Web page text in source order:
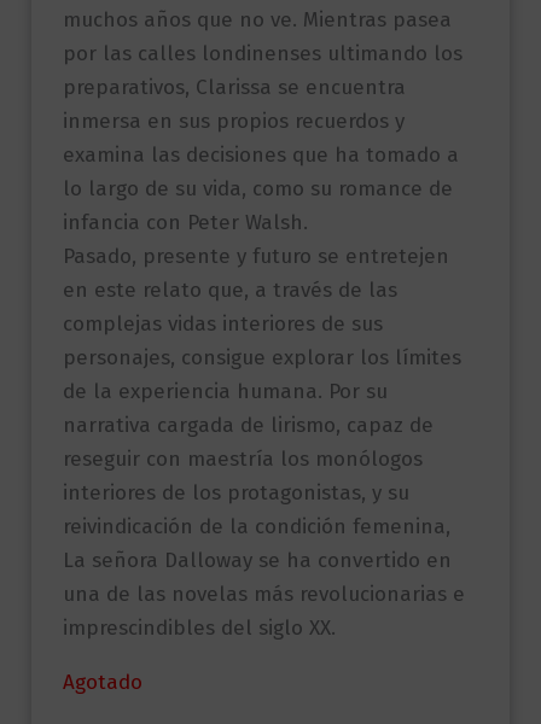
muchos años que no ve. Mientras pasea
por las calles londinenses ultimando los
preparativos, Clarissa se encuentra
inmersa en sus propios recuerdos y
examina las decisiones que ha tomado a
lo largo de su vida, como su romance de
infancia con Peter Walsh.
Pasado, presente y futuro se entretejen
en este relato que, a través de las
complejas vidas interiores de sus
personajes, consigue explorar los límites
de la experiencia humana. Por su
narrativa cargada de lirismo, capaz de
reseguir con maestría los monólogos
interiores de los protagonistas, y su
reivindicación de la condición femenina,
La señora Dalloway se ha convertido en
una de las novelas más revolucionarias e
imprescindibles del siglo XX.
Agotado